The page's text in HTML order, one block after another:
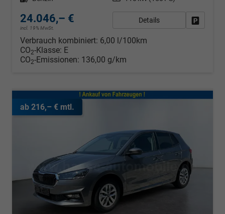
24.046,– €
incl. 19% MwSt.
Details
Verbrauch kombiniert: 6,00 l/100km
CO2-Klasse: E
CO2-Emissionen: 136,00 g/km
ab 216,– € mtl.